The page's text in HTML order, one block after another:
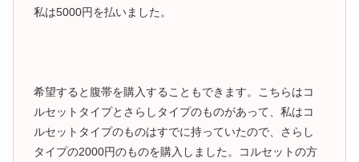
私は5000円を払いました。
希望すると腹帯を購入することもできます。こちらはコ
ルセットタイプとさらしタイプのものがあって、私はコ
ルセットタイプのものはすでに持っていたので、さらし
タイプの2000円のものを購入しました。コルセットの方